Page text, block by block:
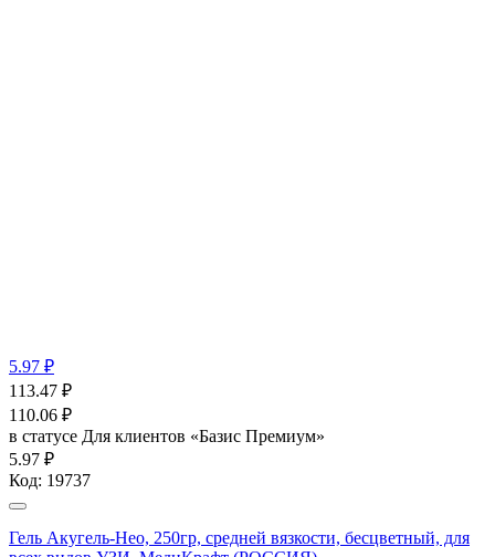
5.97 ₽
113.47 ₽
110.06 ₽
в статусе Для клиентов «Базис Премиум»
5.97 ₽
Код: 19737
Гель Акугель-Нео, 250гр, средней вязкости, бесцветный, для